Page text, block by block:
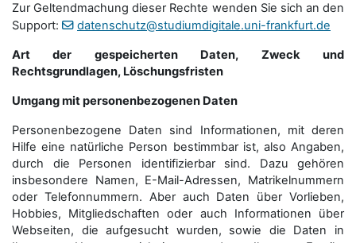
Zur Geltendmachung dieser Rechte wenden Sie sich an den
Support:
datenschutz@studiumdigitale.uni-frankfurt.de
Art der gespeicherten Daten, Zweck und
Rechtsgrundlagen, Löschungsfristen
Umgang mit personenbezogenen Daten
Personenbezogene Daten sind Informationen, mit deren
Hilfe eine natürliche Person bestimmbar ist, also Angaben,
durch die Personen identifizierbar sind. Dazu gehören
insbesondere Namen, E-Mail-Adressen, Matrikelnummern
oder Telefonnummern. Aber auch Daten über Vorlieben,
Hobbies, Mitgliedschaften oder auch Informationen über
Webseiten, die aufgesucht wurden, sowie die Daten in